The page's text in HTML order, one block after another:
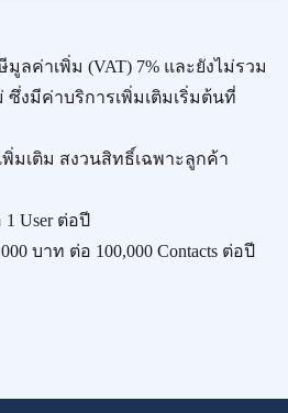
ลค่าเพิ่ม (VAT) 7% และยังไม่รวม
ซึ่งมีค่าบริการเพิ่มเติมเริ่มต้นที่
พิ่มเติม สงวนสิทธิ์เฉพาะลูกค้า
1 User ต่อปี
บาท ต่อ 100,000 Contacts ต่อปี